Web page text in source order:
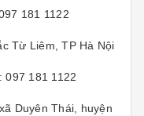
181 1122
Từ Liêm, TP Hà Nội
097 181 1122
Duyên Thái, huyện